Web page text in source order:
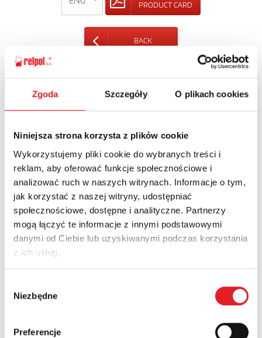
Zgoda Szczegóły O plikach cookies
Niniejsza strona korzysta z plików cookie
Wykorzystujemy pliki cookie do wybranych treści i
reklam, aby oferować funkcje społecznościowe i
analizować ruch w naszych witrynach. Informacje o tym,
jak korzystać z naszej witryny, udostępniać
społecznościowe, dostępne i analityczne. Partnerzy
mogą łączyć te informacje z innymi podstawowymi
danymi od Ciebie lub uzyskiwanymi podczas korzystania
z ich usług.
zgody
Niezbędne
Preferencje
PRODUCT CARD
BACK
Ask for the details of the offer
Name: *
Email: *
Company: